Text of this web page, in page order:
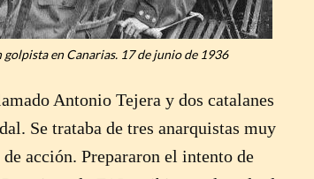
en Canarias. 17 de junio de 1936
Antonio Tejera y dos catalanes
Se trataba de tres anarquistas muy
acción. Prepararon el intento de